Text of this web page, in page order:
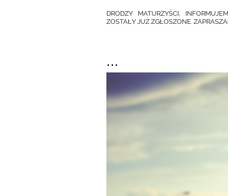
DRODZY MATURZYŚCI,
ZOSTAŁY JUŻ ZGŁOSZONE.
...